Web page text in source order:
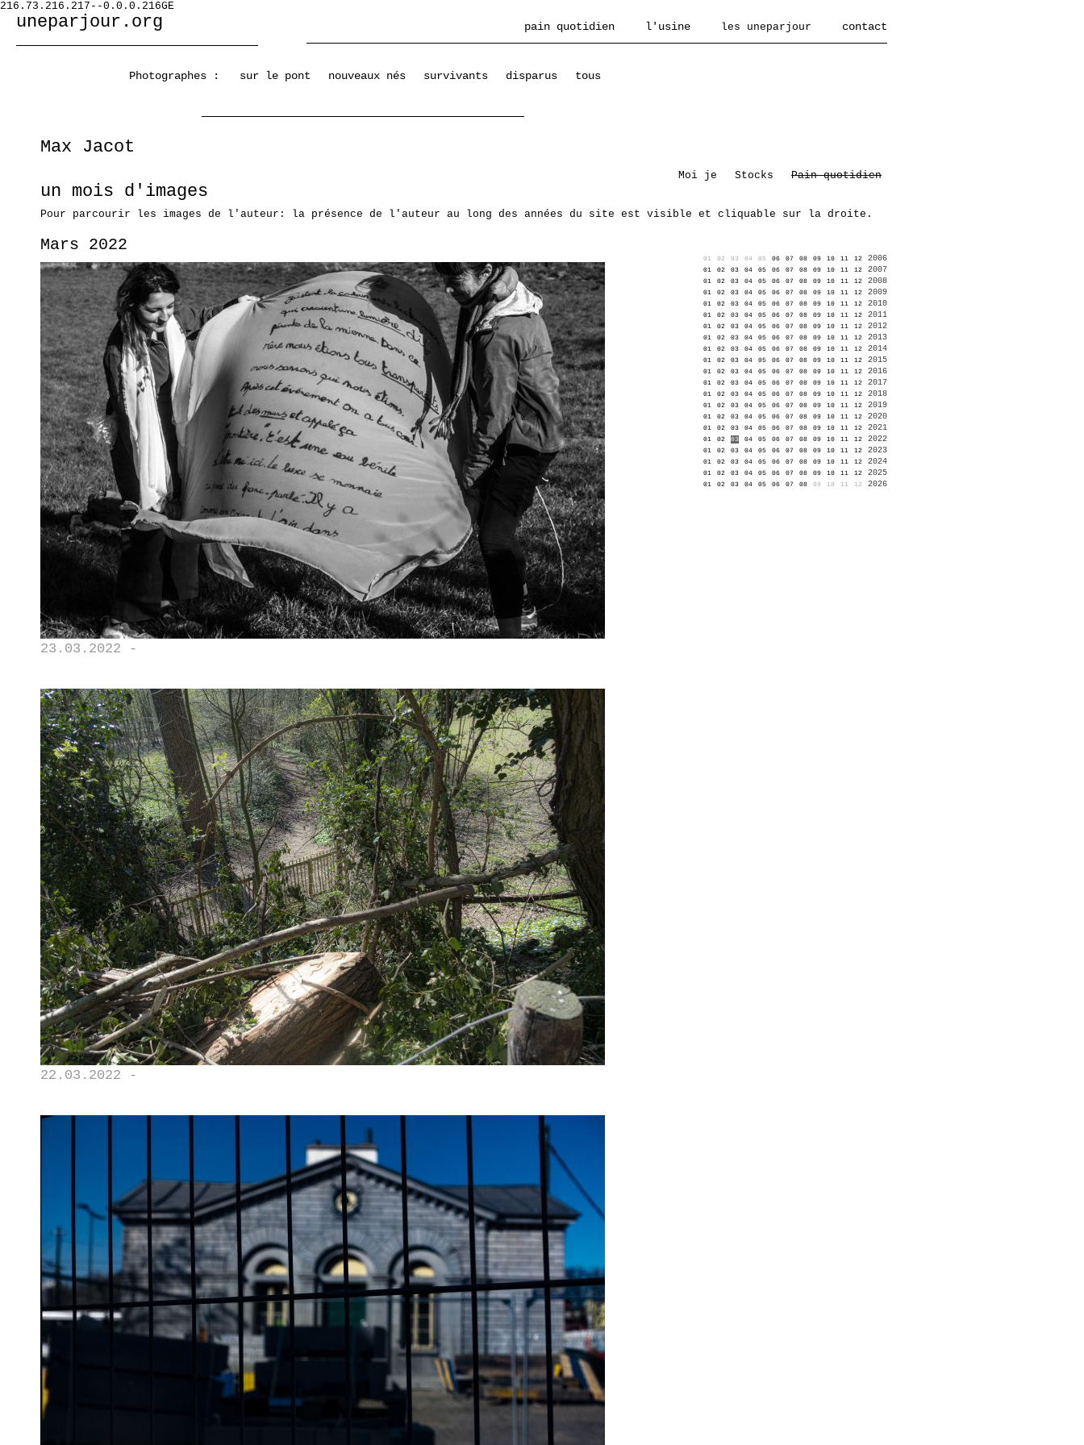
216.73.216.217--0.0.0.216GE
uneparjour.org pain quotidien l'usine les uneparjour contact
Photographes : sur le pont nouveaux nés survivants disparus tous
Max Jacot
Moi je Stocks Pain quotidien
un mois d'images
Pour parcourir les images de l'auteur: la présence de l'auteur au long des années du site est visible et cliquable sur la droite.
01 02 03 04 05 06 07 08 09 10 11 12 2006
01 02 03 04 05 06 07 08 09 10 11 12 2007
01 02 03 04 05 06 07 08 09 10 11 12 2008
01 02 03 04 05 06 07 08 09 10 11 12 2009
01 02 03 04 05 06 07 08 09 10 11 12 2010
01 02 03 04 05 06 07 08 09 10 11 12 2011
01 02 03 04 05 06 07 08 09 10 11 12 2012
01 02 03 04 05 06 07 08 09 10 11 12 2013
01 02 03 04 05 06 07 08 09 10 11 12 2014
01 02 03 04 05 06 07 08 09 10 11 12 2015
01 02 03 04 05 06 07 08 09 10 11 12 2016
01 02 03 04 05 06 07 08 09 10 11 12 2017
01 02 03 04 05 06 07 08 09 10 11 12 2018
01 02 03 04 05 06 07 08 09 10 11 12 2019
01 02 03 04 05 06 07 08 09 10 11 12 2020
01 02 03 04 05 06 07 08 09 10 11 12 2021
01 02 03 04 05 06 07 08 09 10 11 12 2022
01 02 03 04 05 06 07 08 09 10 11 12 2023
01 02 03 04 05 06 07 08 09 10 11 12 2024
01 02 03 04 05 06 07 08 09 10 11 12 2025
01 02 03 04 05 06 07 08 09 10 11 12 2026
Mars 2022
23.03.2022 -
22.03.2022 -